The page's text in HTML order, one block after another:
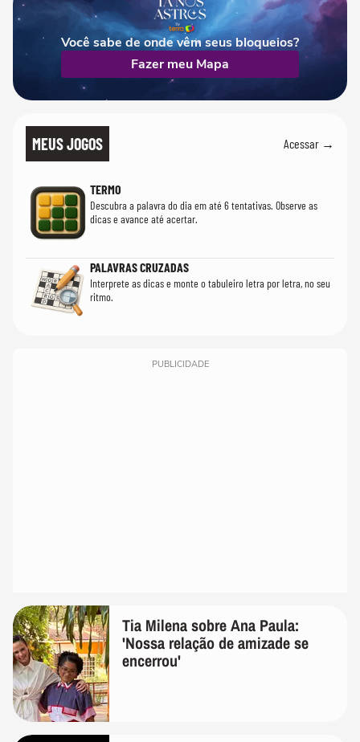
Você sabe de onde vêm seus bloqueios?
Fazer meu Mapa
MEUS JOGOS Acessar →
TERMO
Descubra a palavra do dia em até 6 tentativas. Observe as
dicas e avance até acertar.
PALAVRAS CRUZADAS
Interprete as dicas e monte o tabuleiro letra por letra, no seu
ritmo.
PUBLICIDADE
Tia Milena sobre Ana Paula:
'Nossa relação de amizade se
encerrou'